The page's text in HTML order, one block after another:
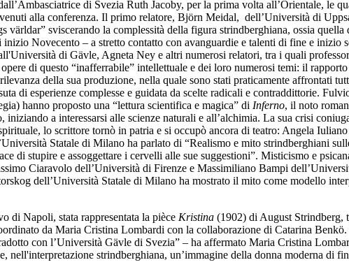
di Svezia Ruth Jacoby, per la prima volta all’Orientale, le
alla conferenza. Il primo relatore, Björn Meidal, dell’Università di
världar” sviscerando la complessità della figura strindberghiana, ossia
Novecento – a stretto contatto con avanguardie e talenti di fine e inizio
di Gävle, Agneta Ney e altri numerosi relatori, tra i quali
di questo “inafferrabile” intellettuale e dei loro numerosi temi: il
della sua produzione, nella quale sono stati praticamente affrontati
di esperienze complesse e guidata da scelte radicali e contraddittorie.
hanno proposto una “lettura scientifica e magica” di Inferno, il noto
a interessarsi alle scienze naturali e all’alchimia. La sua crisi
lo scrittore tornò in patria e si occupò ancora di teatro: Angela
Statale di Milano ha parlato di “Realismo e mito strindberghiani
di stupire e assoggettare i cervelli alle sue suggestioni”. Misticismo e
Ciaravolo dell’Università di Firenze e Massimiliano Bampi
dell’Università Statale di Milano ha mostrato il mito come modello
di Napoli, stata rappresentata la pièce Kristina (1902) di August Strindberg,
da Maria Cristina Lombardi con la collaborazione di Catarina Benkö.
con l’Università Gävle di Svezia” – ha affermato Maria Cristina
nell'interpretazione strindberghiana, un’immagine della donna moderna di